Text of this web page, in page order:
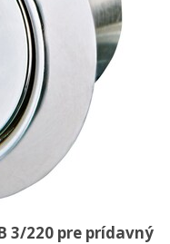
3/220 pre prídavný